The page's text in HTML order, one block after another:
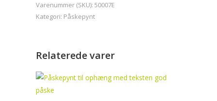
buket
-
Varenummer (SKU): 50007E
Kategori: Påskepynt
Relaterede varer